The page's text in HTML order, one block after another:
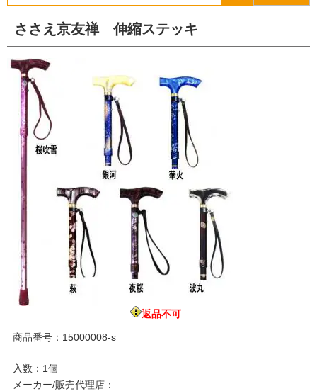
ささえ京友禅 伸縮ステッキ
返品不可
商品番号：15000008-s
入数：1個
メーカー/販売代理店：